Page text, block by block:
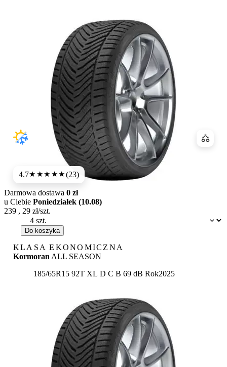
4.7★★★★★(23)
Dostępność:
Darmowa dostawa 0 zł
u Ciebie Poniedziałek (10.08)
239 , 29 zł/szt.
Do koszyka
KLASA EKONOMICZNA
Kormoran ALL SEASON
185/65R15 92T XL Etykieta:
D C B 69 dB Rok2025